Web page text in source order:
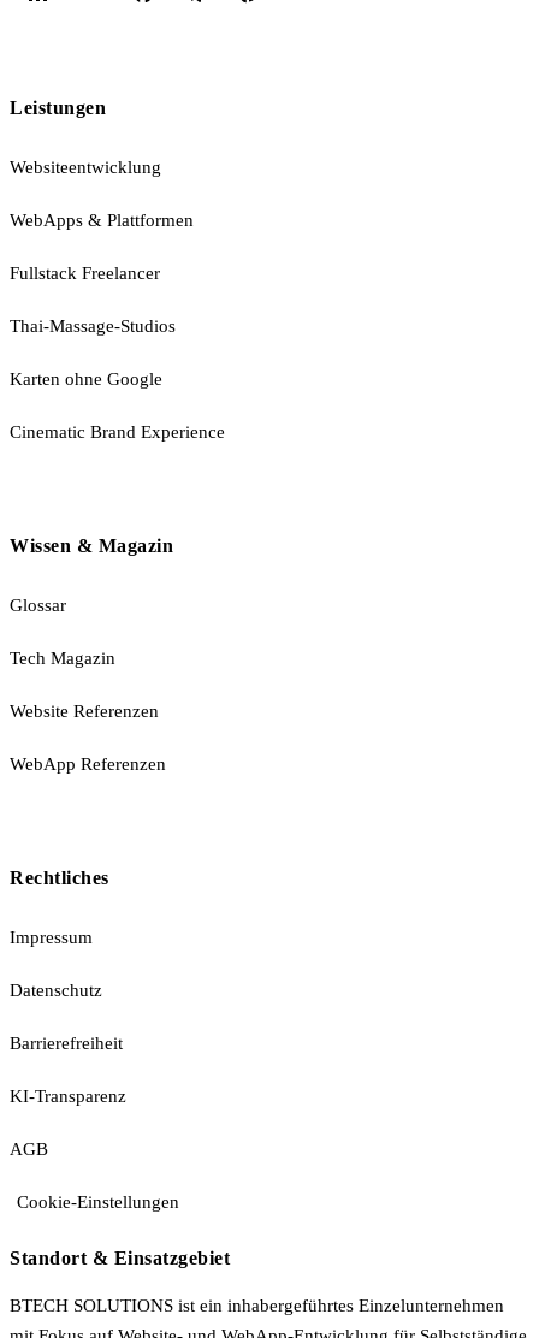
Leistungen
Websiteentwicklung
WebApps & Plattformen
Fullstack Freelancer
Thai-Massage-Studios
Karten ohne Google
Cinematic Brand Experience
Wissen & Magazin
Glossar
Tech Magazin
Website Referenzen
WebApp Referenzen
Rechtliches
Impressum
Datenschutz
Barrierefreiheit
KI-Transparenz
AGB
Cookie-Einstellungen
Standort & Einsatzgebiet
BTECH SOLUTIONS ist ein inhabergeführtes Einzelunternehmen